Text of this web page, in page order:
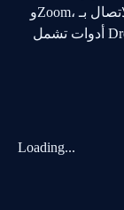
Loading...